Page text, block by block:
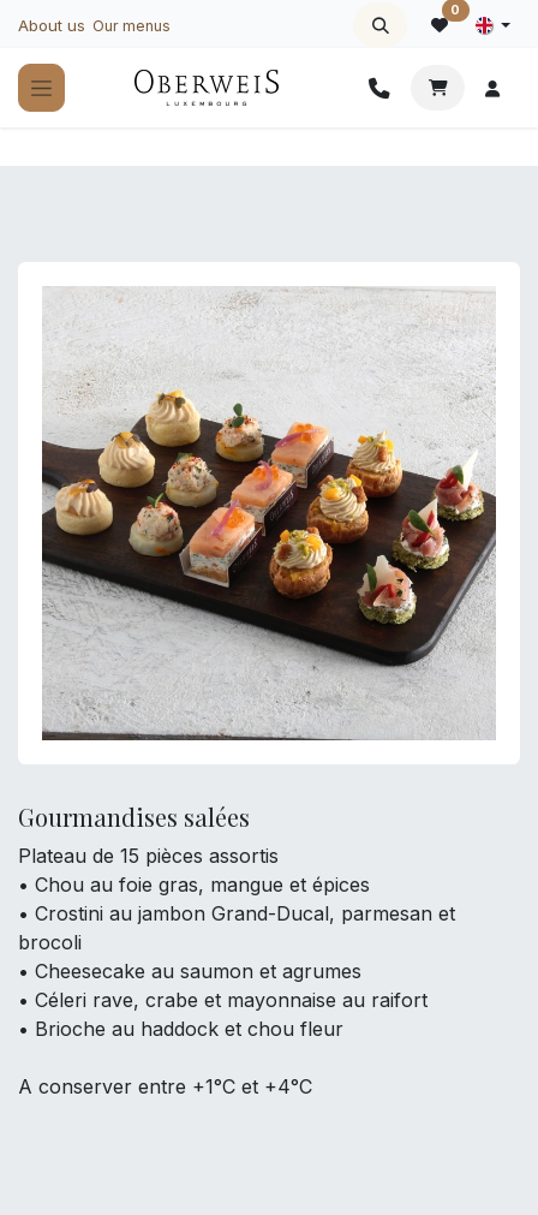
About us Our menus
0
Gourmandises salées
Plateau de 15 pièces assortis
• Chou au foie gras, mangue et épices
• Crostini au jambon Grand-Ducal, parmesan et
brocoli
• Cheesecake au saumon et agrumes
• Céleri rave, crabe et mayonnaise au raifort
• Brioche au haddock et chou fleur
A conserver entre +1°C et +4°C